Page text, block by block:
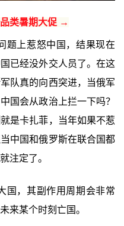
类暑期大促 →
题上惹怒中国，结果现在
已经没外交人员了。在这
队真的向西突进，当俄军
国会从政治上拦一下吗？
是卡扎菲，当年如果不惹
中国和俄罗斯在联合国都
注定了。
国，其副作用周期会非常
来某个时刻亡国。